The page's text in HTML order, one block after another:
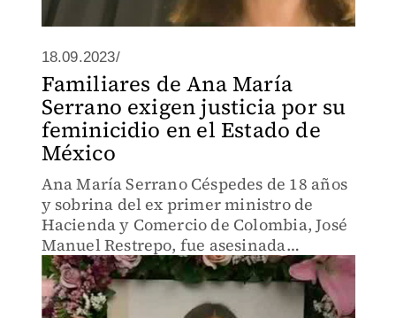
18.09.2023/
Familiares de Ana María
Serrano exigen justicia por su
feminicidio en el Estado de
México
Ana María Serrano Céspedes de 18 años
y sobrina del ex primer ministro de
Hacienda y Comercio de Colombia, José
Manuel Restrepo, fue asesinada
presuntamente por un joven
identificado como Allan "N", quien fue
su pareja en Atizapán de Zaragoza.